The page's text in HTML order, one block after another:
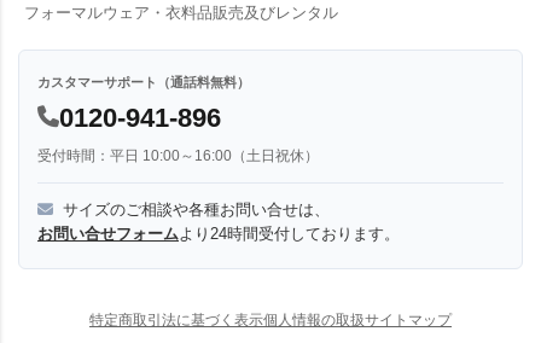
フォーマルウェア・衣料品販売及びレンタル
カスタマーサポート（通話料無料）
0120-941-896
受付時間：平日 10:00～16:00（土日祝休）
サイズのご相談や各種お問い合せは、
お問い合せフォーム より24時間受付しております。
特定商取引法に基づく表示個人情報の取扱サイトマップ